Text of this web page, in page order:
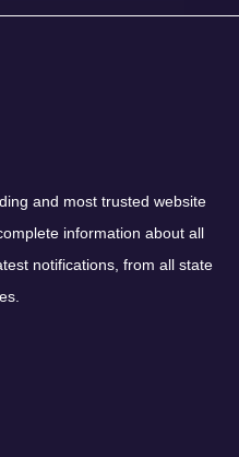
and most trusted website
information about all
notifications, from all state